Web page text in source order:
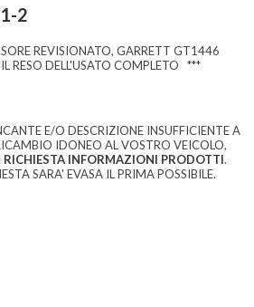
2
REVISIONATO, GARRETT GT1446
RESO DELL'USATO COMPLETO ***
E/O DESCRIZIONE INSUFFICIENTE A
IDONEO AL VOSTRO VEICOLO,
RICHIESTA INFORMAZIONI PRODOTTI.
SARA' EVASA IL PRIMA POSSIBILE.